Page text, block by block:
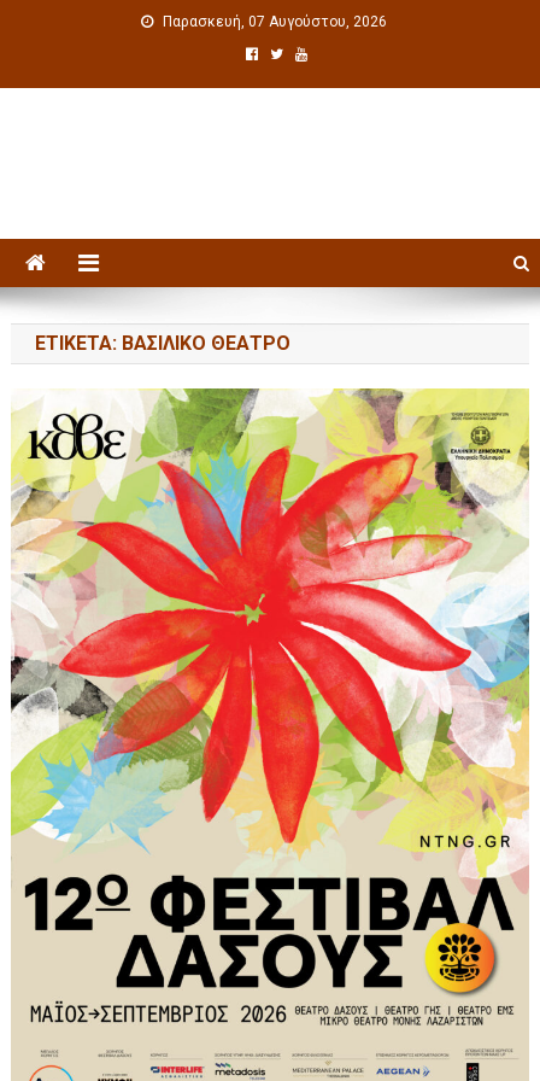
Παρασκευή, 07 Αυγούστου, 2026
ΕΤΙΚΈΤΑ: ΒΑΣΙΛΙΚΟ ΘΕΑΤΡΟ